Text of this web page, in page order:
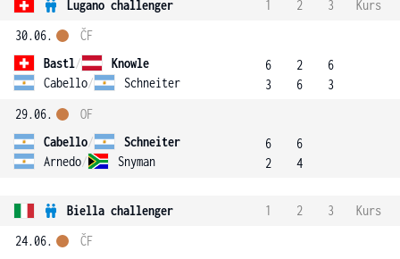
Lugano challenger 1 2 3
Kurs
30.06.
Bastl/
Knowle
Cabello/ Schneiter
ČF
6
3
2
6
6
3
29.06.
Cabello/
Schneiter
Arnedo/ Snyman
OF
6
2
6
4
Biella challenger 1 2 3
Kurs
24.06.
ČF